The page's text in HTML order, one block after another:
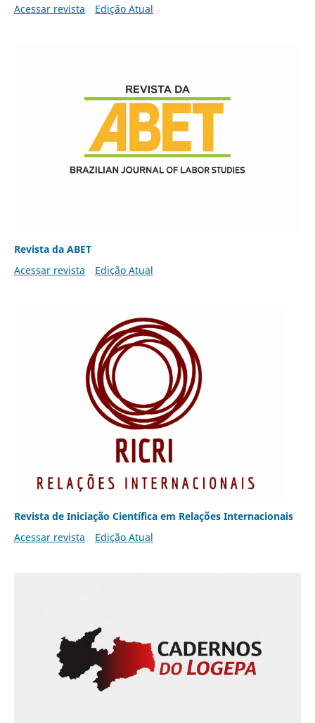
Acessar revista Edição Atual
Revista da ABET
Acessar revista
Edição Atual
Revista de Iniciação Científica em Relações Internacionais
Acessar revista
Edição Atual